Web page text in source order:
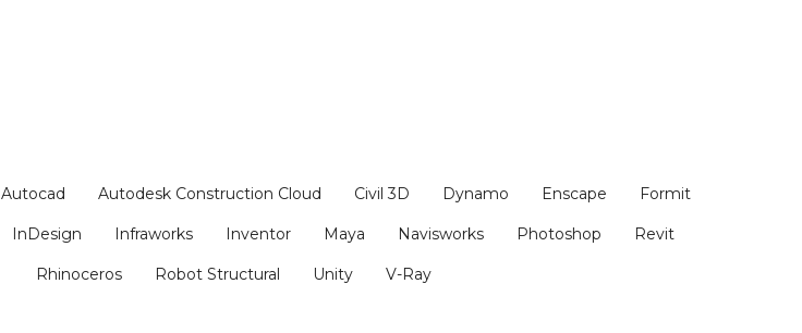
Autocad Autodesk Construction Cloud Civil 3D Dynamo Enscape Formit
InDesign Infraworks Inventor Maya Navisworks Photoshop Revit
Rhinoceros Robot Structural Unity V-Ray